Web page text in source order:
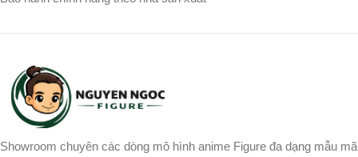
Showroom chuyên các dòng mô hình anime Figure đa dạng mẫu mã